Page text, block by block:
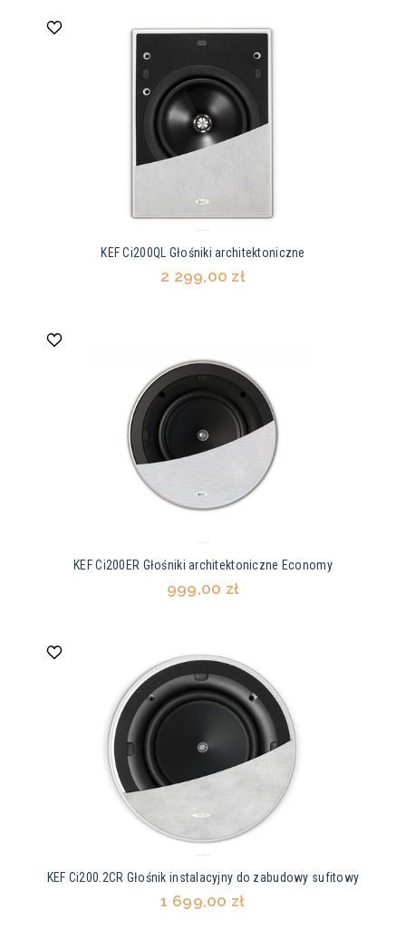
KEF Ci200QL Głośniki architektoniczne
2 299,00 zł
KEF Ci200ER Głośniki architektoniczne Economy
999,00 zł
KEF Ci200.2CR Głośnik instalacyjny do zabudowy sufitowy
1 699,00 zł